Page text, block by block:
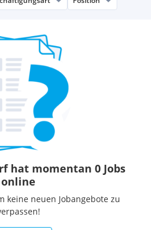
hat momentan 0 Jobs
online
keine neuen Jobangebote zu